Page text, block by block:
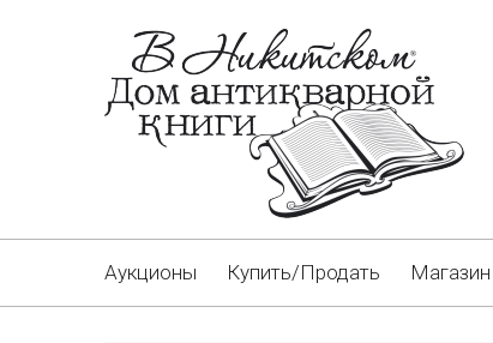
Аукционы Купить/Продать Магазин